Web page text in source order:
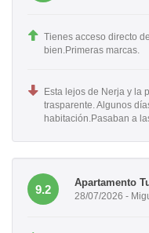
Tienes acceso directo
bien.Primeras marcas.
Esta lejos de Nerja y la
trasparente. Algunos
habitación.Pasaban a
9.2
Apartamento
28/07/2026 -